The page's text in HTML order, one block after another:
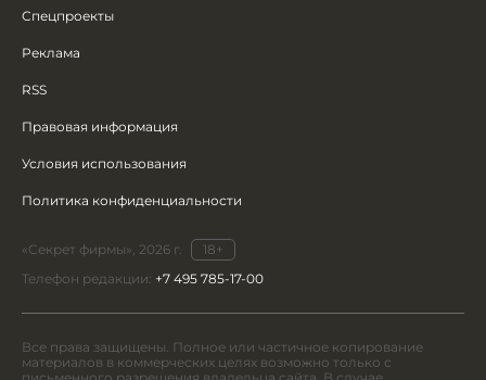
Спецпроекты
Реклама
RSS
Правовая информация
Условия использования
Политика конфиденциальности
«Секрет фирмы», 2026 г.
18+
Телефон редакции: +7 495 785-17-00
Все права защищены. Полное или частичное копирование
материалов в коммерческих целях возможно только с